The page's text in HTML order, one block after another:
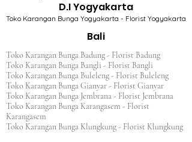
D.I Yogyakarta
Toko Karangan Bunga Yogyakarta - Florist Yogyakarta
Bali
Toko Karangan Bunga Badung - Florist Badung
Toko Karangan Bunga Bangli - Florist Bangli
Toko Karangan Bunga Buleleng - Florist Buleleng
Toko Karangan Bunga Gianyar - Florist Gianyar
Toko Karangan Bunga Jembrana - Florist Jembrana
Toko Karangan Bunga Karangasem - Florist
Karangasem
Toko Karangan Bunga Klungkung - Florist Klungkung